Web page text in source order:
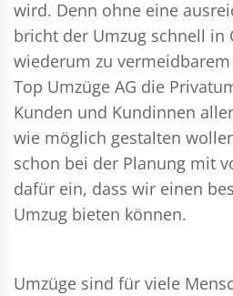
wird. Denn ohne eine
bricht der Umzug schnell in
wiederum zu
Top Umzüge AG die
Kunden und Kundinnen
wie möglich gestalten
schon bei der Planung mit
dafür ein, dass wir einen
Umzug bieten können.
Umzüge sind für viele